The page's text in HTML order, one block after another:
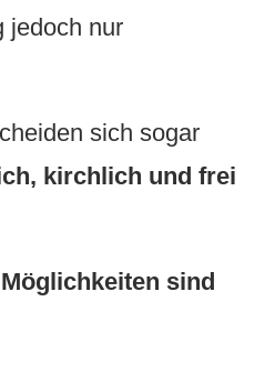
jedoch nur
sich sogar
kirchlich und frei
Möglichkeiten sind